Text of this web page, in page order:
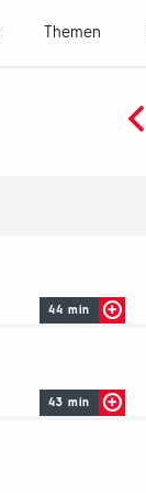
Themen
44 min
43 min